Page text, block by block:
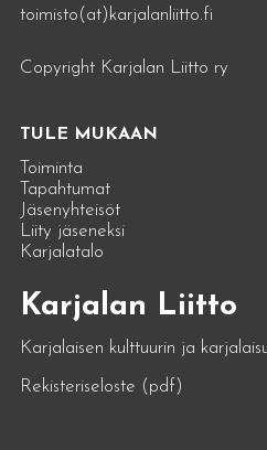
toimisto(at)karjalanliitto.fi
Copyright Karjalan Liitto ry
TULE MUKAAN
Toiminta
Tapahtumat
Jäsenyhteisöt
Liity jäseneksi
Karjalatalo
Karjalan Liitto
Karjalaisen kulttuurin ja
Rekisteriseloste (pdf)